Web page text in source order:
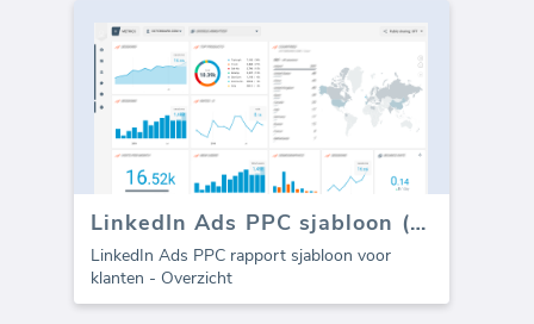
LinkedIn Ads PPC sjabloon (Rapport)
LinkedIn Ads PPC rapport sjabloon voor
klanten - Overzicht